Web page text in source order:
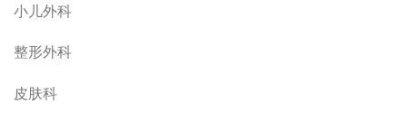
小儿外科
整形外科
皮肤科